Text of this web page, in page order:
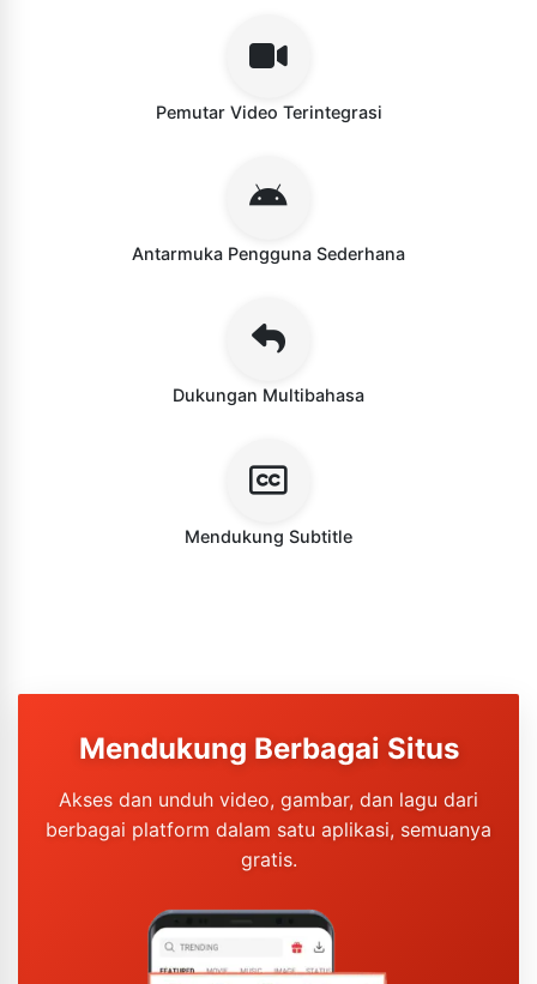
Pemutar Video Terintegrasi
Antarmuka Pengguna Sederhana
Dukungan Multibahasa
Mendukung Subtitle
Mendukung Berbagai Situs
Akses dan unduh video, gambar, dan lagu dari
berbagai platform dalam satu aplikasi, semuanya
gratis.